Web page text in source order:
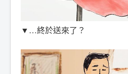
▼…終於送來了？